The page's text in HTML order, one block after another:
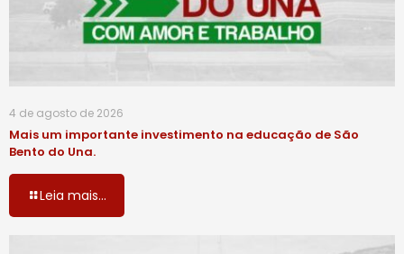
4 de agosto de 2026
Mais um importante investimento na educação de São
Bento do Una.
Leia mais...